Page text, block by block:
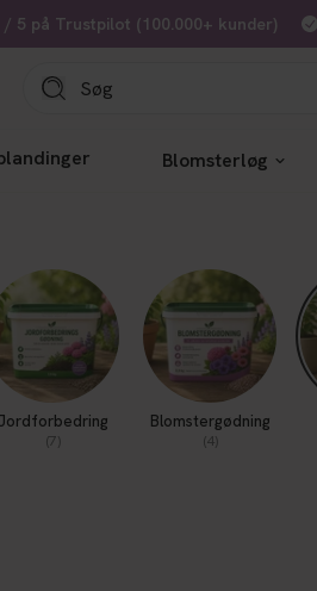
/ 5 på Trustpilot (100.000+ kunder)
Blomsterløg
(7)
Blomstergødning
(4)